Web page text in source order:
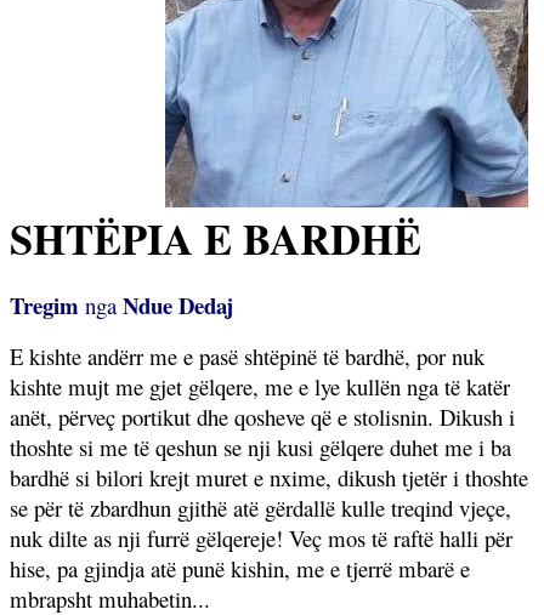
SHTËPIA E BARDHË
Tregim nga Ndue Dedaj
E kishte andërr me e pasë shtëpinë të bardhë, por nuk
kishte mujt me gjet gëlqere, me e lye kullën nga të katër
anët, përveç portikut dhe qosheve që e stolisnin. Dikush i
thoshte si me të qeshun se nji kusi gëlqere duhet me i ba
bardhë si bilori krejt muret e nxime, dikush tjetër i thoshte
se për të zbardhun gjithë atë gërdallë kulle treqind vjeçe,
nuk dilte as nji furrë gëlqereje! Veç mos të raftë halli për
hise, pa gjindja atë punë kishin, me e tjerrë mbarë e
mbrapsht muhabetin...